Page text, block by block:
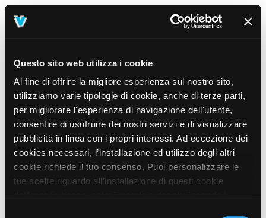
Questo sito web utilizza i cookie
Al fine di offrire la migliore esperienza sul nostro sito,
utilizziamo varie tipologie di cookie, anche di terze parti,
per migliorare l'esperienza di navigazione dell'utente,
consentire di usufruire dei nostri servizi e di visualizzare
pubblicità in linea con i propri interessi. Ad eccezione dei
cookies necessari, l’installazione ed utilizzo degli altri
cookie richiede il tuo consenso. Puoi personalizzare le
tue scelte riguardo all’installazione di questi cookie